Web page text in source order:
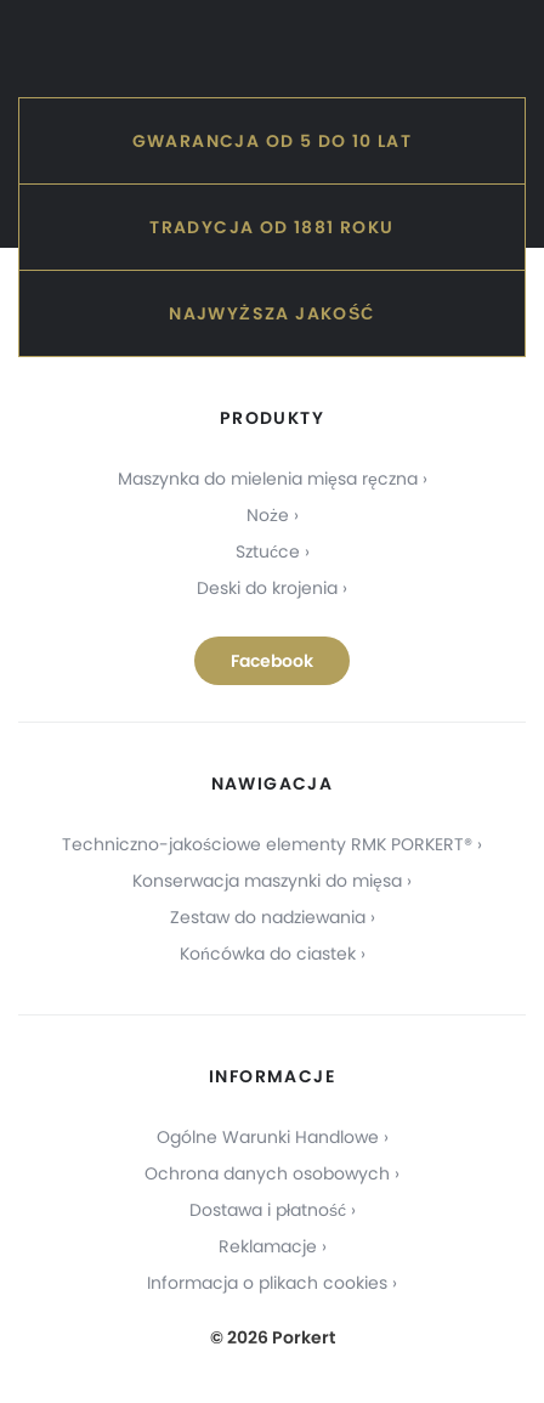
GWARANCJA OD 5 DO 10 LAT
TRADYCJA OD 1881 ROKU
NAJWYŻSZA JAKOŚĆ
PRODUKTY
Maszynka do mielenia mięsa ręczna
Noże
Sztućce
Deski do krojenia
Facebook
NAWIGACJA
Techniczno-jakościowe elementy RMK PORKERT®
Konserwacja maszynki do mięsa
Zestaw do nadziewania
Końcówka do ciastek
INFORMACJE
Ogólne Warunki Handlowe
Ochrona danych osobowych
Dostawa i płatność
Reklamacje
Informacja o plikach cookies
© 2026 Porkert